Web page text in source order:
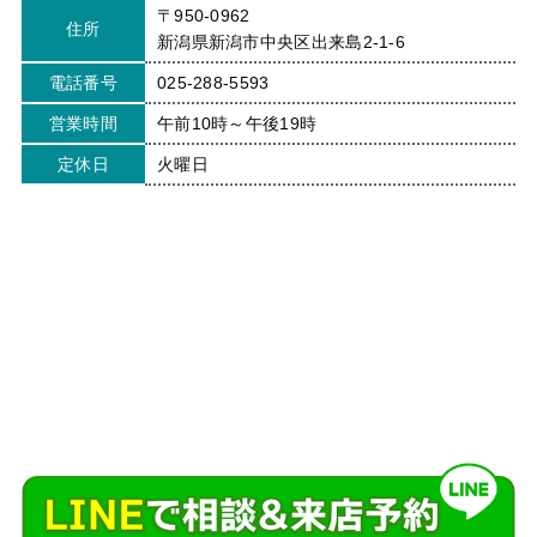
住所
〒950-0962
新潟県新潟市中央区出来島2-1-6
電話番号 025-288-5593
営業時間 午前10時～午後19時
定休日 火曜日